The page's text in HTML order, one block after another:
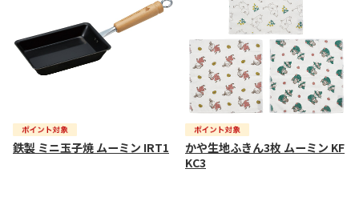
鉄製 ミニ玉子焼 ムーミン IRT1
かや生地ふきん3枚 ムーミン KF
KC3